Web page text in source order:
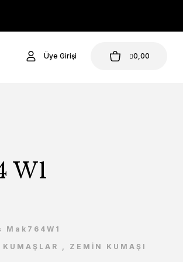
Üye Girişi 0,00
W1
Mak764W1
, ZEMİN KUMAŞI